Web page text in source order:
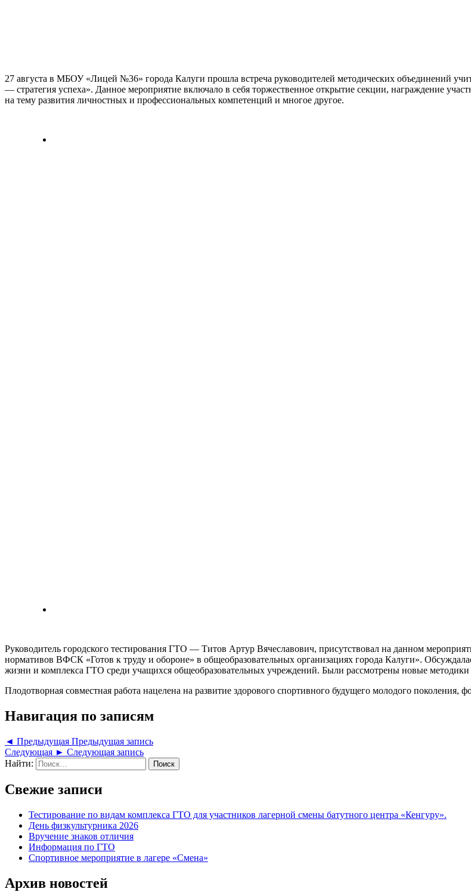
27 августа в МБОУ «Лицей №36» города Калуги прошла встреча руководителей методических объединений
— стратегия успеха». Данное мероприятие включало в себя торжественное открытие секции, награждение
на тему развития личностных и профессиональных компетенций и многое другое.
Руководитель городского тестирования ГТО — Титов Артур Вячеславович, присутствовал на данном
нормативов ВФСК «Готов к труду и обороне» в общеобразовательных организациях города Калуги».
жизни и комплекса ГТО среди учащихся общеобразовательных учреждений. Были рассмотрены новые
Плодотворная совместная работа нацелена на развитие здорового спортивного будущего молодого
Навигация по записям
◄ Предыдущая Предыдущая запись
Следующая ► Следующая запись
Найти:
Свежие записи
Тестирование по видам комплекса ГТО для участников лагерной смены батутного центра «Кенгуру».
День физкультурника 2026
Вручение знаков отличия
Информация по ГТО
Спортивное мероприятие в лагере «Смена»
Архив новостей